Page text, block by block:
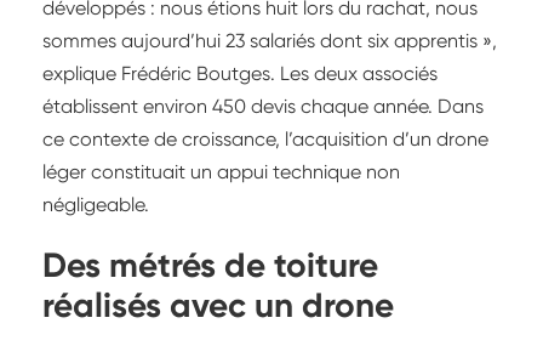
développés : nous étions huit lors du rachat, nous
sommes aujourd’hui 23 salariés dont six apprentis »,
explique Frédéric Boutges. Les deux associés
établissent environ 450 devis chaque année. Dans
ce contexte de croissance, l’acquisition d’un drone
léger constituait un appui technique non
négligeable.
Des métrés de toiture
réalisés avec un drone